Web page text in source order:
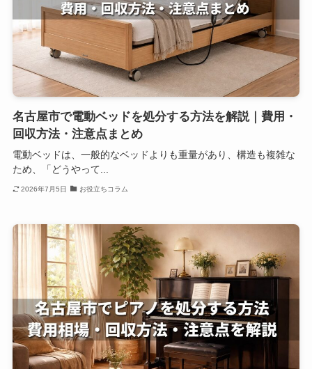
名古屋市で電動ベッドを処分する方法を解説｜費用・
回収方法・注意点まとめ
電動ベッドは、一般的なベッドよりも重量があり、構造も複雑な
ため、「どうやって...
2026年7月5日 お役立ちコラム